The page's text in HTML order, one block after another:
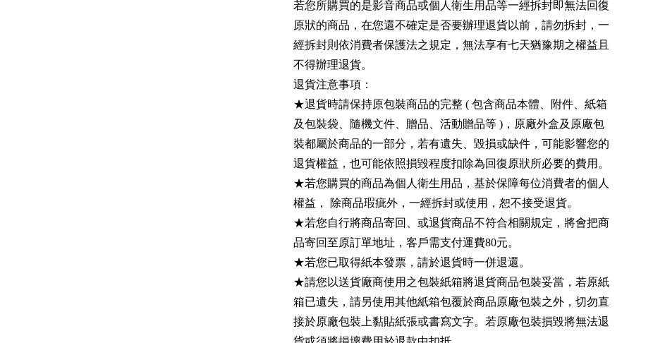
若您所購買的是影音商品或個人衛生用品等一經拆封即無法回復
原狀的商品，在您還不確定是否要辦理退貨以前，請勿拆封，一
經拆封則依消費者保護法之規定，無法享有七天猶豫期之權益且
不得辦理退貨。
退貨注意事項：
★退貨時請保持原包裝商品的完整 ( 包含商品本體、附件、紙箱
及包裝袋、隨機文件、贈品、活動贈品等 )，原廠外盒及原廠包
裝都屬於商品的一部分，若有遺失、毀損或缺件，可能影響您的
退貨權益，也可能依照損毀程度扣除為回復原狀所必要的費用。
★若您購買的商品為個人衛生用品，基於保障每位消費者的個人
權益， 除商品瑕疵外，一經拆封或使用，恕不接受退貨。
★若您自行將商品寄回、或退貨商品不符合相關規定，將會把商
品寄回至原訂單地址，客戶需支付運費80元。
★若您已取得紙本發票，請於退貨時一併退還。
★請您以送貨廠商使用之包裝紙箱將退貨商品包裝妥當，若原紙
箱已遺失，請另使用其他紙箱包覆於商品原廠包裝之外，切勿直
接於原廠包裝上黏貼紙張或書寫文字。若原廠包裝損毀將無法退